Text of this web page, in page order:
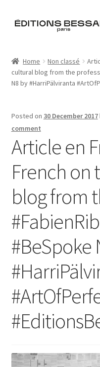
Skip
Skip
Books
Zine
L’Imperiale
Artistes
Blog
Home Non classé
cultural blog from the
N8 by #HarriPälviranta
Posted on 30 December 2017
comment
Article en
French on
blog from
#BeSpoke